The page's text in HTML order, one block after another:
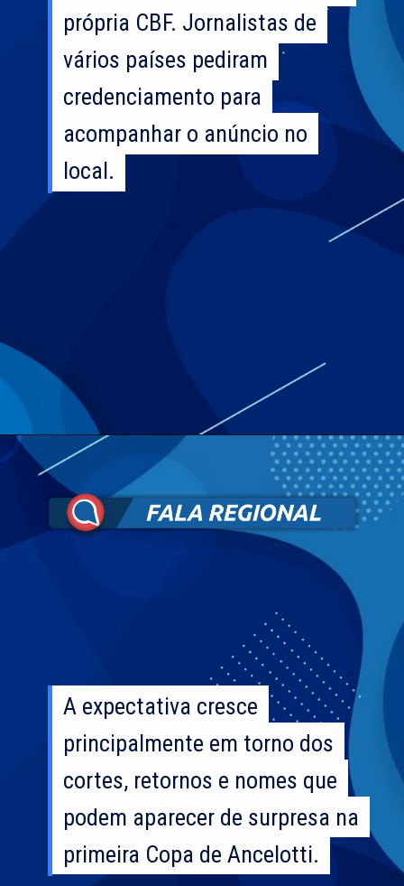
própria CBF. Jornalistas de
vários países pediram
credenciamento para
acompanhar o anúncio no
local.
própria CBF. Jornalistas de
vários países pediram
credenciamento para
acompanhar o anúncio no
local.
A expectativa cresce
principalmente em torno dos
cortes, retornos e nomes que
podem aparecer de surpresa na
primeira Copa de Ancelotti.
A expectativa cresce
principalmente em torno dos
cortes, retornos e nomes que
podem aparecer de surpresa na
primeira Copa de Ancelotti.